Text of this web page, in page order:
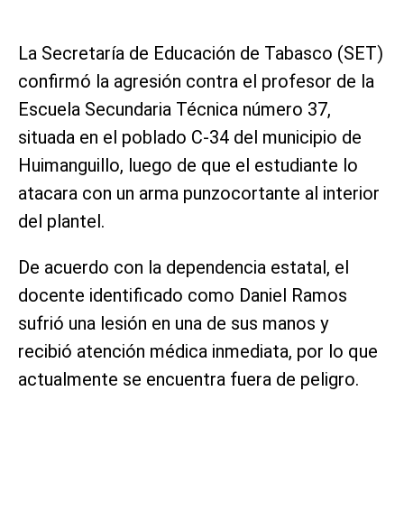
La Secretaría de Educación de Tabasco (SET)
confirmó la agresión contra el profesor de la
Escuela Secundaria Técnica número 37,
situada en el poblado C-34 del municipio de
Huimanguillo, luego de que el estudiante lo
atacara con un arma punzocortante al interior
del plantel.
De acuerdo con la dependencia estatal, el
docente identificado como Daniel Ramos
sufrió una lesión en una de sus manos y
recibió atención médica inmediata, por lo que
actualmente se encuentra fuera de peligro.